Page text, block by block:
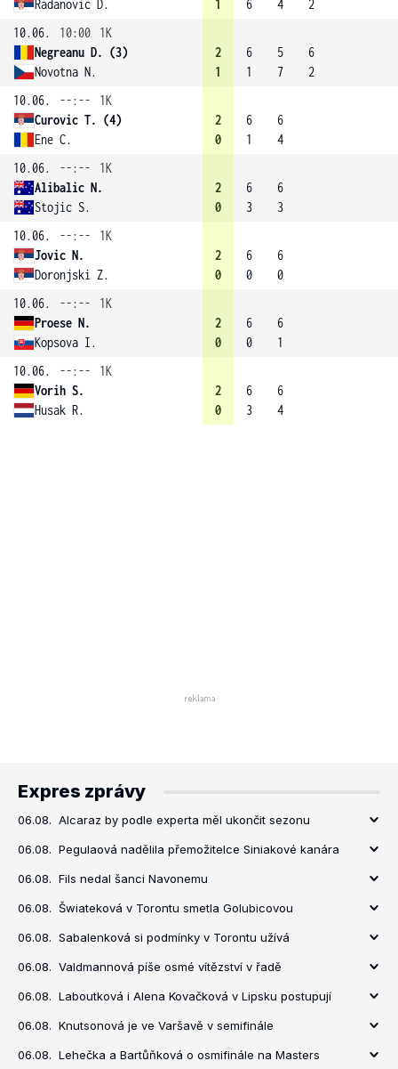
Radanovic D. 1 6 4
2
10.06.
10:00
1K
Negreanu D. (3)
Novotna N.
2
1
6
1
5
7
6
2
10.06.
--:--
1K
Curovic T. (4)
Ene C.
2
0
6
1
6
4
10.06.
--:--
1K
Alibalic N.
Stojic S.
2
0
6
3
6
3
10.06.
--:--
1K
Jovic N.
Doronjski Z.
2
0
6
0
6
0
10.06.
--:--
1K
Proese N.
Kopsova I.
2
0
6
0
6
1
10.06.
--:--
1K
Vorih S.
Husak R.
2
0
6
3
6
4
Expres zprávy
06.08. Alcaraz by podle experta měl ukončit sezonu
06.08. Pegulaová nadělila přemožitelce Siniakové kanára
06.08. Fils nedal šanci Navonemu
06.08. Šwiateková v Torontu smetla Golubicovou
06.08. Sabalenková si podmínky v Torontu užívá
06.08. Valdmannová píše osmé vítězství v řadě
06.08. Laboutková i Alena Kovačková v Lipsku postupují
06.08. Knutsonová je ve Varšavě v semifinále
06.08. Lehečka a Bartůňková o osmifinále na Masters